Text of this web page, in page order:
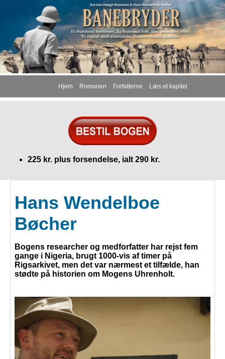
Hjem Romanen Forfatterne Læs et kapitel
225 kr. plus forsendelse, ialt 290 kr.
Hans Wendelboe
Bøcher
Bogens researcher og medforfatter har rejst fem
gange i Nigeria, brugt 1000-vis af timer på
Rigsarkivet, men det var nærmest et tilfælde, han
stødte på historien om Mogens Uhrenholt.